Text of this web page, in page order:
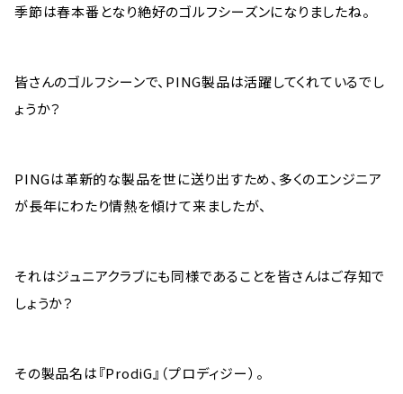
季節は春本番となり絶好のゴルフシーズンになりましたね。
皆さんのゴルフシーンで、PING製品は活躍してくれているでし
ょうか？
PINGは革新的な製品を世に送り出すため、多くのエンジニア
が長年にわたり情熱を傾けて来ましたが、
それはジュニアクラブにも同様であることを皆さんはご存知で
しょうか？
その製品名は『ProdiG』（プロディジー）。